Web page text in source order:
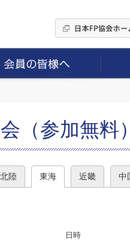
（参加無料）
北陸 東海 近畿 中
日時